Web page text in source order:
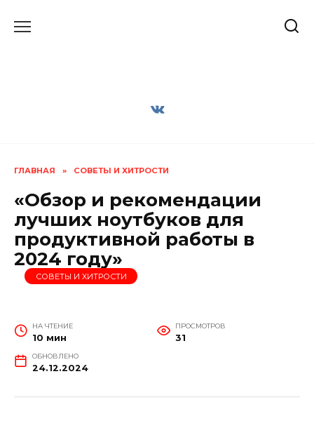
ГЛАВНАЯ » СОВЕТЫ И ХИТРОСТИ
«Обзор и рекомендации
лучших ноутбуков для
продуктивной работы в
2024 году»
СОВЕТЫ И ХИТРОСТИ
НА ЧТЕНИЕ
10 мин
ПРОСМОТРОВ
31
ОБНОВЛЕНО
24.12.2024